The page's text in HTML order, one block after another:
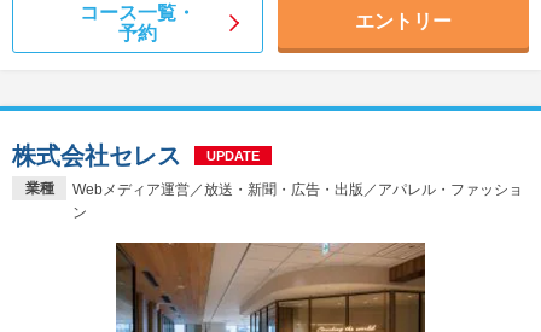
コース一覧・
予約
エントリー
業種
Webメディア運営／放送・新聞・広告・出版／アパレル・ファッショ
ン
株式会社セレス UPDATE